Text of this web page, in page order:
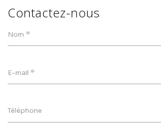
Contactez-nous
Nom *
E-mail *
Téléphone